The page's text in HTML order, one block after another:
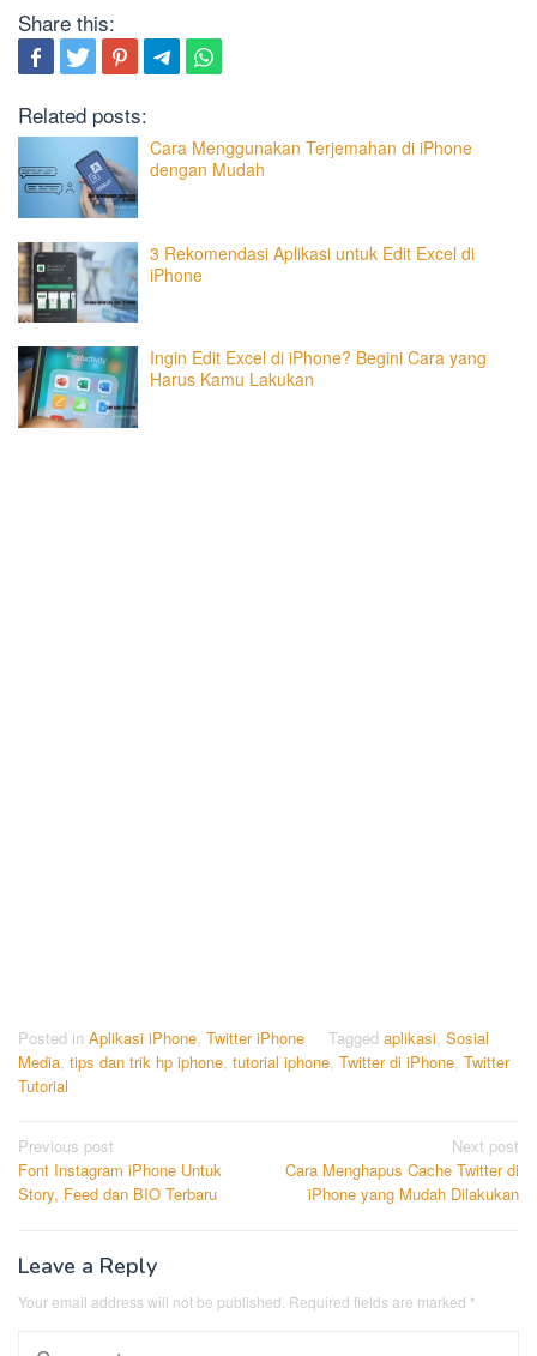
Share this:
Related posts:
Cara Menggunakan Terjemahan di iPhone
dengan Mudah
3 Rekomendasi Aplikasi untuk Edit Excel di
iPhone
Ingin Edit Excel di iPhone? Begini Cara yang
Harus Kamu Lakukan
Posted in Aplikasi iPhone Twitter iPhone Tagged aplikasi Sosial
Media tips dan trik hp iphone tutorial iphone Twitter di iPhone Twitter
Tutorial
Post
navigation
Previous post
Font Instagram iPhone Untuk
Story, Feed dan BIO Terbaru
Next post
Cara Menghapus Cache Twitter di
iPhone yang Mudah Dilakukan
Leave a Reply
Your email address will not be published. Required fields are marked *